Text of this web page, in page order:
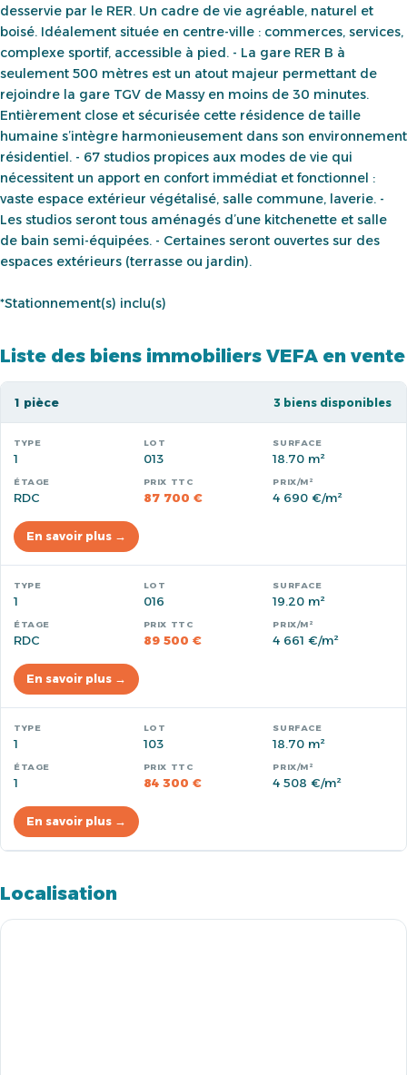
desservie par le RER. Un cadre de vie agréable, naturel et
boisé. Idéalement située en centre-ville : commerces, services,
complexe sportif, accessible à pied. - La gare RER B à
seulement 500 mètres est un atout majeur permettant de
rejoindre la gare TGV de Massy en moins de 30 minutes.
Entièrement close et sécurisée cette résidence de taille
humaine s’intègre harmonieusement dans son environnement
résidentiel. - 67 studios propices aux modes de vie qui
nécessitent un apport en confort immédiat et fonctionnel :
vaste espace extérieur végétalisé, salle commune, laverie. -
Les studios seront tous aménagés d’une kitchenette et salle
de bain semi-équipées. - Certaines seront ouvertes sur des
espaces extérieurs (terrasse ou jardin).
*Stationnement(s) inclu(s)
Liste des biens immobiliers VEFA en vente
1 pièce 3 biens disponibles
1 013 18.70 m²
RDC 87 700 € 4 690 €/m²
En savoir plus →
1 016 19.20 m²
RDC 89 500 € 4 661 €/m²
En savoir plus →
1 103 18.70 m²
1 84 300 € 4 508 €/m²
En savoir plus →
Localisation